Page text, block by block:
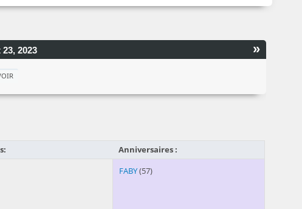
»
2023
Anniversaires :
FABY(57)